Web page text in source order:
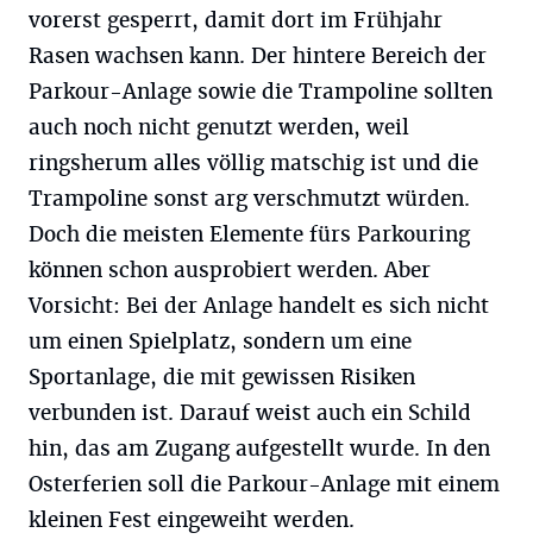
vorerst gesperrt, damit dort im Frühjahr
Rasen wachsen kann. Der hintere Bereich der
Parkour-Anlage sowie die Trampoline sollten
auch noch nicht genutzt werden, weil
ringsherum alles völlig matschig ist und die
Trampoline sonst arg verschmutzt würden.
Doch die meisten Elemente fürs Parkouring
können schon ausprobiert werden. Aber
Vorsicht: Bei der Anlage handelt es sich nicht
um einen Spielplatz, sondern um eine
Sportanlage, die mit gewissen Risiken
verbunden ist. Darauf weist auch ein Schild
hin, das am Zugang aufgestellt wurde. In den
Osterferien soll die Parkour-Anlage mit einem
kleinen Fest eingeweiht werden.